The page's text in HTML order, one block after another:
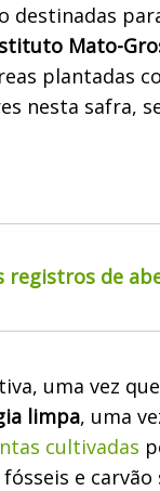
destinadas
Mato-
plantadas
nesta safra,
registros de
uma vez
limpa, uma
cultivadas
e